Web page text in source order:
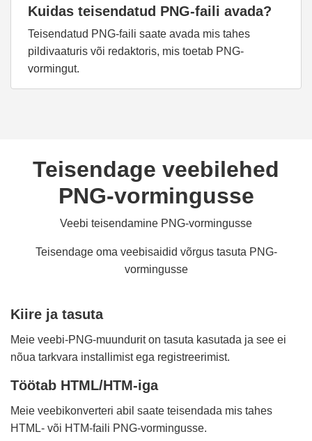
Kuidas teisendatud PNG-faili avada?
Teisendatud PNG-faili saate avada mis tahes
pildivaaturis või redaktoris, mis toetab PNG-
vormingut.
Teisendage veebilehed
PNG-vormingusse
Veebi teisendamine PNG-vormingusse
Teisendage oma veebisaidid võrgus tasuta PNG-
vormingusse
Kiire ja tasuta
Meie veebi-PNG-muundurit on tasuta kasutada ja see ei
nõua tarkvara installimist ega registreerimist.
Töötab HTML/HTM-iga
Meie veebikonverteri abil saate teisendada mis tahes
HTML- või HTM-faili PNG-vormingusse.